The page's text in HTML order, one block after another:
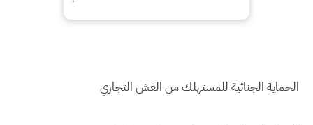
الحماية الجنائية للمستهلك من الغش التجاري